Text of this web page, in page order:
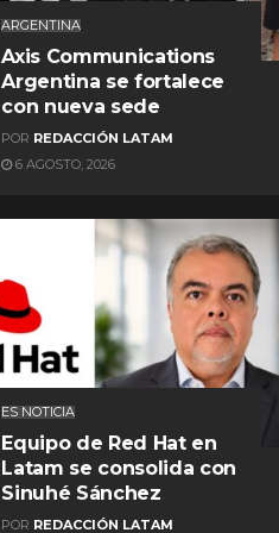
ARGENTINA
Axis Communications
Argentina se fortalece
con nueva sede
POR REDACCIÓN LATAM
6 AGOSTO, 2026
ES NOTICIA
Equipo de Red Hat en
Latam se consolida con
Sinuhé Sánchez
POR REDACCIÓN LATAM